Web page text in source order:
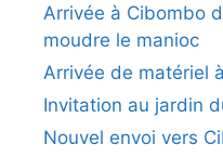
Arrivée à Cibombo
moudre le manioc
Arrivée de matériel
Invitation au jardin
Nouvel envoi vers